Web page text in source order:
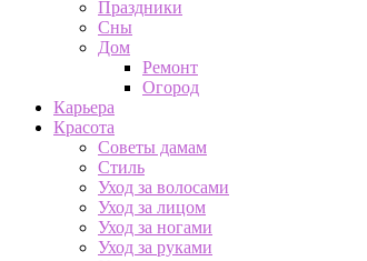
Праздники
Сны
Дом
Ремонт
Огород
Карьера
Красота
Советы дамам
Стиль
Уход за волосами
Уход за лицом
Уход за ногами
Уход за руками